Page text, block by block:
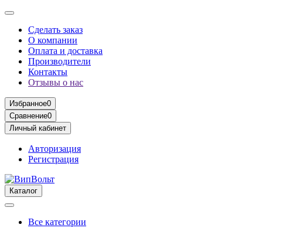
Сделать заказ
О компании
Оплата и доставка
Производители
Контакты
Отзывы о нас
Избранное0
Сравнение0
Личный кабинет
Авторизация
Регистрация
Каталог
Все категории